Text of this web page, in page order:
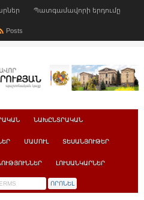
Պատգամավորի երդումը
Posts
ՆԱԽԸՆՏՐԱԿԱՆ
ՄԱՄՈՒԼ ՏԵՍԱՆՅՈՒԹԵՐ
ԼՈՒՍԱՆԿԱՐՆԵՐ